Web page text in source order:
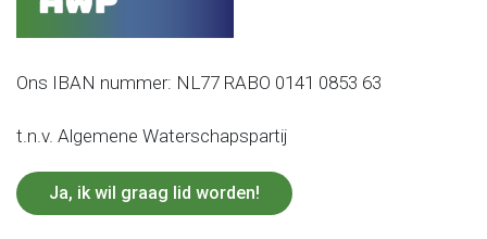
Ons IBAN nummer: NL77 RABO 0141 0853 63
t.n.v. Algemene Waterschapspartij
Ja, ik wil graag lid worden!